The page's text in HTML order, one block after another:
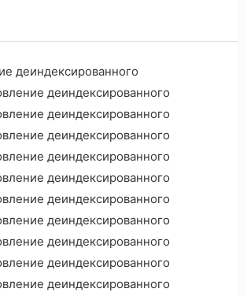
деиндексированного
деиндексированного
деиндексированного
деиндексированного
деиндексированного
деиндексированного
деиндексированного
деиндексированного
деиндексированного
деиндексированного
деиндексированного